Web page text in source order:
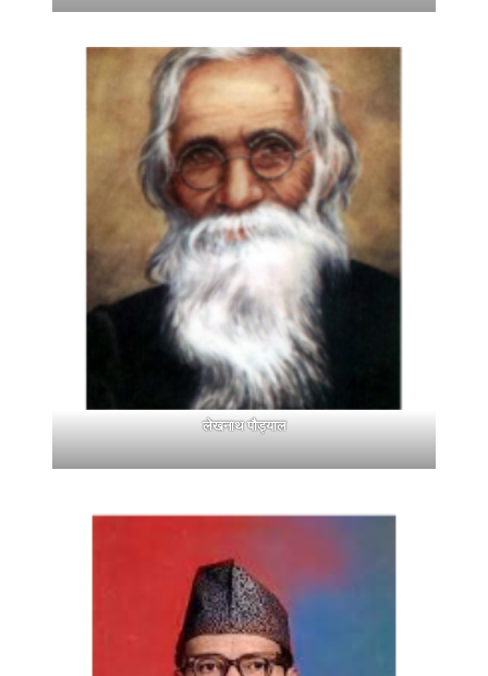
लेखनाथ पौड्याल